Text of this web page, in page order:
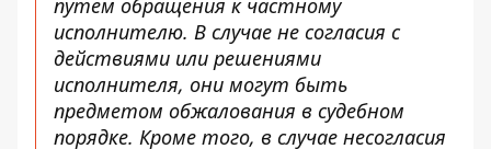
путем обращения к частному
исполнителю. В случае не согласия с
действиями или решениями
исполнителя, они могут быть
предметом обжалования в судебном
порядке. Кроме того, в случае несогласия